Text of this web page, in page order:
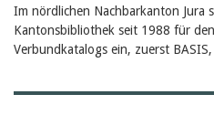
Im nördlichen Nachbarkanton Jura
Kantonsbibliothek seit 1988 für
Verbundkatalogs ein, zuerst